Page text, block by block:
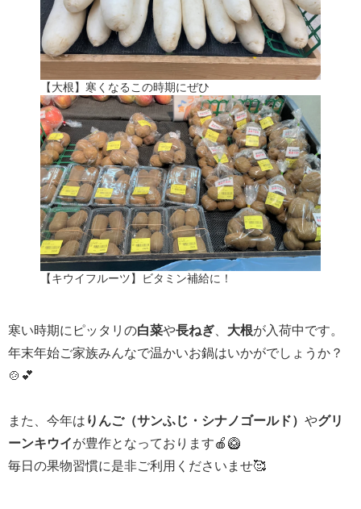
【大根】寒くなるこの時期にぜひ
【キウイフルーツ】ビタミン補給に！
寒い時期にピッタリの白菜や長ねぎ 大根が入荷中です。
年末年始ご家族みんなで温かいお鍋はいかがでしょうか？
🍲💕
また、今年は りんご（サンふじ・シナノゴールド） やグリ
ーンキウイが豊作となっております🍎🥝
毎日の果物習慣に是非ご利用くださいませ🥰